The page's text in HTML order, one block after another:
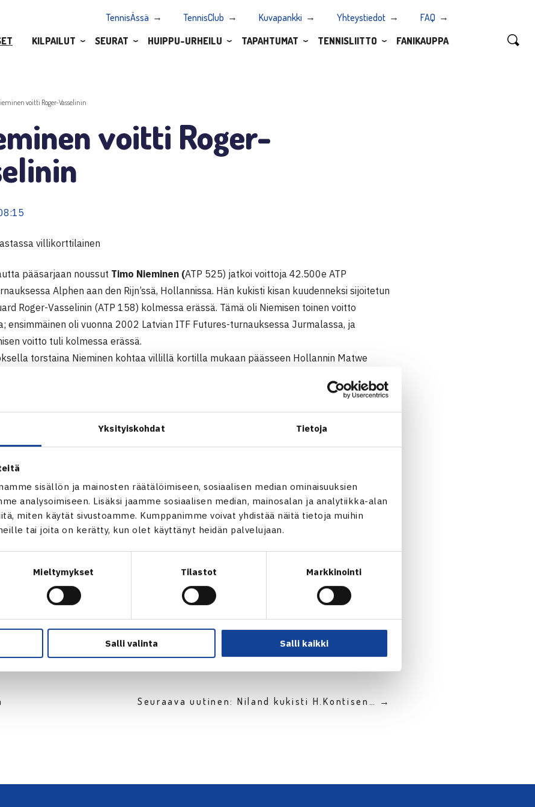
Yksityiskohdat Tietoja
sisällön ja mainosten räätälöimiseen, sosiaalisen median ominaisuuksien
analysoimiseen. Lisäksi jaamme sosiaalisen median, mainosalan ja analytiikka-alan
miten käytät sivustoamme. Kumppanimme voivat yhdistää näitä tietoja muihin
tai joita on kerätty, kun olet käyttänyt heidän palvelujaan.
Mieltymykset Tilastot Markkinointi
Salli valinta Salli kaikki
TennisÄssä TennisClub Kuvapankki Yhteystiedot
FAQ
KILPAILUT SEURAT HUIPPU-URHEILU TAPAHTUMAT TENNISLIITTO FANIKAUPPA
voitti Roger-Vasselinin
voitti Roger-
villikorttilainen
pääsarjaan noussut Timo Nieminen (ATP 525) jatkoi voittoja 42.500e ATP
Alphen aan den Rijn’ssä, Hollannissa. Hän kukisti kisan kuudenneksi sijoitetun
Roger-Vasselinin (ATP 158) kolmessa erässä. Tämä oli Niemisen toinen voitto
ensimmäinen oli vuonna 2002 Latvian ITF Futures-turnauksessa Jurmalassa, ja
voitto tuli kolmessa erässä.
torstaina Nieminen kohtaa villillä kortilla mukaan päässeen Hollannin Matwe
aan den Rijn, Hollanti
– Martin Emmrich Saksa 63 64
pääsarjaan): Nieminen – Adam Chadaj Puola 46 63 63
(karsija) – Edouard Roger-Vasselin Ranska (6.) 16 61 64
turnaus Alphen aan den Rijn’ssä
Seuraava uutinen: Niland kukisti H.Kontisen… →